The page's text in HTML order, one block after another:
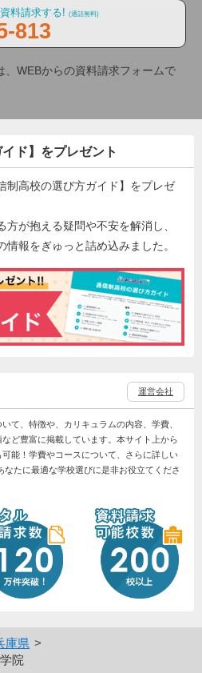
料請求する! (通話無料)
813
、WEBからの資料請求フォームで
ド】をプレゼント
制高校の選び方ガイド】をプレゼ
が抱える疑問や不安を解消し、
報をぎゅっと詰め込みました。
運営会社
て、特徴や、カリキュラムの内容、学費、
ど豊富に掲載しています。本サイト上から
能！学費やコースについて、さらに詳しい
たに最適な学校選びに是非お役立てくださ
庫県
院